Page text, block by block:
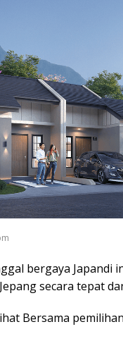
bergaya Japandi
secara tepat
Bersama